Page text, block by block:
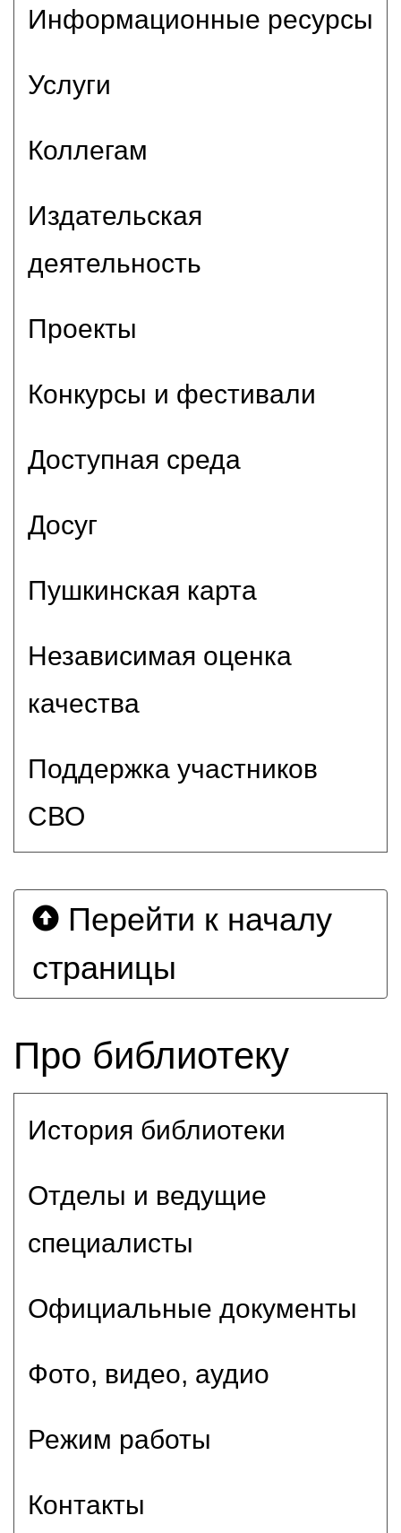
Информационные ресурсы
Услуги
Коллегам
Издательская
деятельность
Проекты
Конкурсы и фестивали
Доступная среда
Досуг
Пушкинская карта
Независимая оценка
качества
Поддержка участников
СВО
Перейти к началу
страницы
Про библиотеку
История библиотеки
Отделы и ведущие
специалисты
Официальные документы
Фото, видео, аудио
Режим работы
Контакты